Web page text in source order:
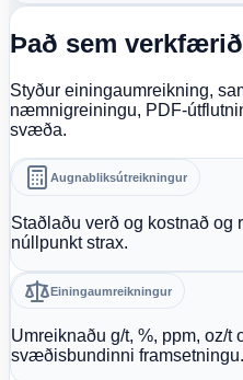
Það sem
Styður einingaumreikning,
næmnigreiningu, PDF-
svæða.
Augnabliksútreikningur
Staðlaðu verð og kostnað
núllpunkt strax.
Einingaumreikningur
Umreiknaðu g/t, %, ppm, oz/t
svæðisbundinni framsetningu.